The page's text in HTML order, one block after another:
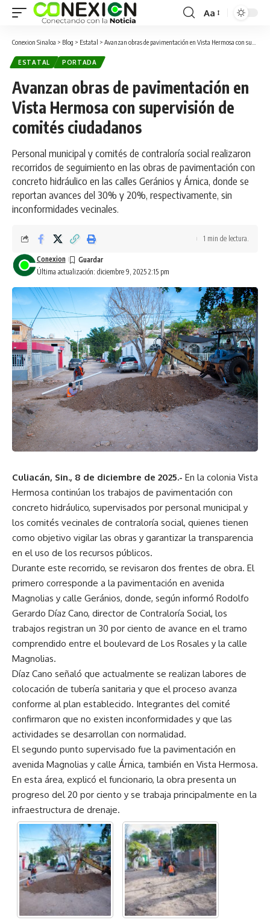
Aa
Conexion Sinaloa > Blog > Estatal > Avanzan obras de pavimentación en Vista Hermosa con supervisión de comités ciudadanos
ESTATAL PORTADA
Avanzan obras de pavimentación en
Vista Hermosa con supervisión de
comités ciudadanos
Personal municipal y comités de contraloría social realizaron
recorridos de seguimiento en las obras de pavimentación con
concreto hidráulico en las calles Geránios y Árnica, donde se
reportan avances del 30% y 20%, respectivamente, sin
inconformidades vecinales.
Última actualización: diciembre 9, 2025 2:15 pm
Conexion
1 min de lectura.
Culiacán, Sin., 8 de diciembre de 2025.- En la colonia Vista
Hermosa continúan los trabajos de pavimentación con
concreto hidráulico, supervisados por personal municipal y
los comités vecinales de contraloría social, quienes tienen
como objetivo vigilar las obras y garantizar la transparencia
en el uso de los recursos públicos.
Durante este recorrido, se revisaron dos frentes de obra. El
primero corresponde a la pavimentación en avenida
Magnolias y calle Geránios, donde, según informó Rodolfo
Gerardo Díaz Cano, director de Contraloría Social, los
trabajos registran un 30 por ciento de avance en el tramo
comprendido entre el boulevard de Los Rosales y la calle
Magnolias.
Díaz Cano señaló que actualmente se realizan labores de
colocación de tubería sanitaria y que el proceso avanza
conforme al plan establecido. Integrantes del comité
confirmaron que no existen inconformidades y que las
actividades se desarrollan con normalidad.
El segundo punto supervisado fue la pavimentación en
avenida Magnolias y calle Árnica, también en Vista Hermosa.
En esta área, explicó el funcionario, la obra presenta un
progreso del 20 por ciento y se trabaja principalmente en la
infraestructura de drenaje.